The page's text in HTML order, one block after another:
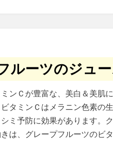
ルーツのジュ
ミンＣが豊富な、美白＆美肌
タミンＣはメラニン色素の
シミ予防に効果があります。
は、グレープフルーツのビ